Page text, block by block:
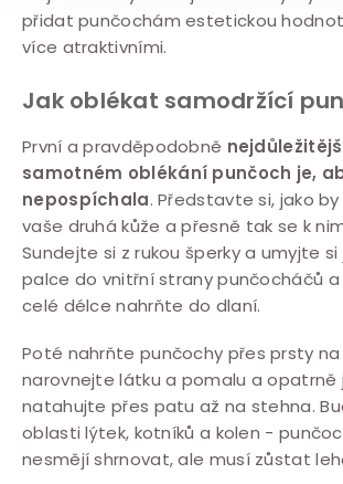
přidat punčochám estetickou
více atraktivními.
Jak oblékat samodržící
První a pravděpodobně
samotném oblékání punčoch je,
nepospíchala. Představte si, jako
vaše druhá kůže a přesně tak se k
Sundejte si z rukou šperky a umyjte si
palce do vnitřní strany punčocháčů a
celé délce nahrňte do dlaní.
Poté nahrňte punčochy přes prsty na
narovnejte látku a pomalu a opatrně
natahujte přes patu až na stehna.
oblasti lýtek, kotníků a kolen -
nesmějí shrnovat, ale musí zůstat